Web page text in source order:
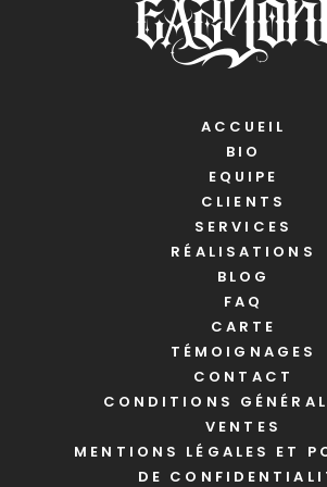
ACCUEIL
BIO
EQUIPE
CLIENTS
SERVICES
RÉALISATIONS
BLOG
FAQ
CARTE
TÉMOIGNAGES
CONTACT
CONDITIONS
VENTES
MENTIONS LÉGALES ET
DE